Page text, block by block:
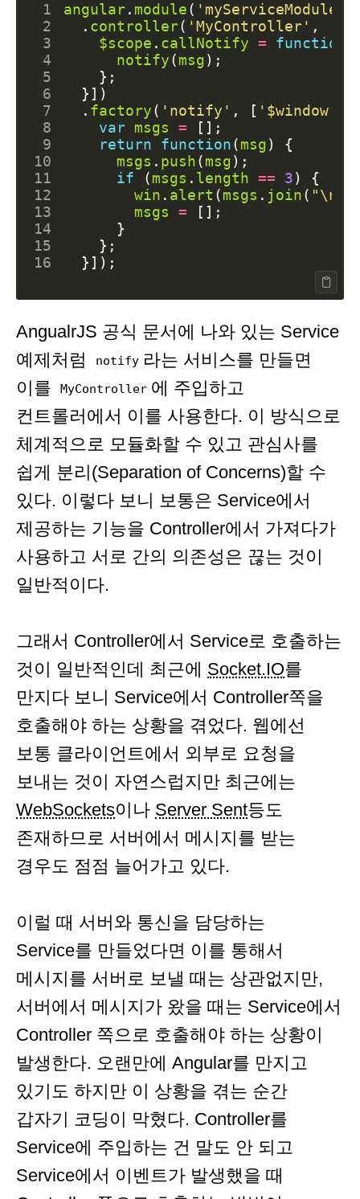
1 angular. module( 'myServiceModule'
2
. controller( 'MyController' ,
3
$scope . callNotify = function
4
notify(msg);
5
};
6
}])
7
. factory( 'notify' , [ '$window'
8
var msgs =
[];
9
return function(msg)
{
10
msgs . push(msg);
11
if (msgs . length == 3)
{
12
win . alert (msgs . join( "\n"
13
msgs =
[];
14
}
15
};
16
}]);
AngualrJS 공식 문서에 나와 있는 Service
예제처럼
notify 라는 서비스를 만들면
이를
MyController 에 주입하고
컨트롤러에서 이를 사용한다. 이 방식으로
체계적으로 모듈화할 수 있고 관심사를
쉽게 분리(Separation of Concerns)할 수
있다. 이렇다 보니 보통은 Service에서
제공하는 기능을 Controller에서 가져다가
사용하고 서로 간의 의존성은 끊는 것이
일반적이다.
그래서 Controller에서 Service로 호출하는
것이 일반적인데 최근에 Socket.IO를
만지다 보니 Service에서 Controller쪽을
호출해야 하는 상황을 겪었다. 웹에선
보통 클라이언트에서 외부로 요청을
보내는 것이 자연스럽지만 최근에는
WebSockets이나 Server Sent등도
존재하므로 서버에서 메시지를 받는
경우도 점점 늘어가고 있다.
이럴 때 서버와 통신을 담당하는
Service를 만들었다면 이를 통해서
메시지를 서버로 보낼 때는 상관없지만,
서버에서 메시지가 왔을 때는 Service에서
Controller 쪽으로 호출해야 하는 상황이
발생한다. 오랜만에 Angular를 만지고
있기도 하지만 이 상황을 겪는 순간
갑자기 코딩이 막혔다. Controller를
Service에 주입하는 건 말도 안 되고
Service에서 이벤트가 발생했을 때